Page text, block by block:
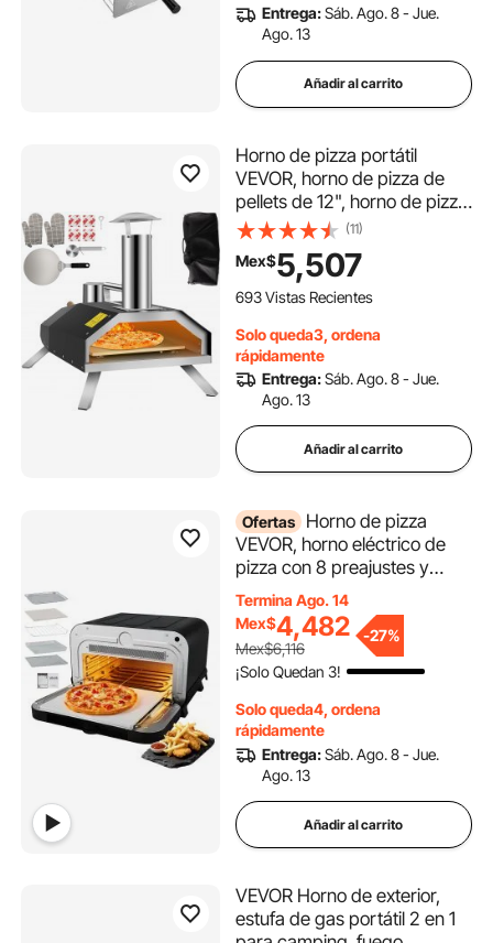
Entrega:Sáb. Ago. 8 - Jue.
Ago. 13
Añadir al carrito
Horno de pizza portátil
VEVOR, horno de pizza de
pellets de 12", horno de pizza
de acero inoxidable para
exteriores, horno de pizza de
leña con patas plegables,
horno de leña portátil con
para pizza para exteriores C
(11)
Mex$5,507
693 Vistas Recientes
Solo queda3, ordena
rápidamente
Entrega:Sáb. Ago. 8 - Jue.
Ago. 13
Añadir al carrito
Ofertas Horno de pizza
VEVOR, horno eléctrico de
pizza con 8 preajustes y
freidora de aire, máquina
para hacer pizza de interior
de 12 pulgadas con control
inteligente, temperatura
máxima de 750 °F, resistente
al agua IPX4, horno de pizza
de encimera con piedra para
pizza y cesta para freír.
Termina Ago. 14
Mex$4,482
Mex$6,116
-27%
¡Solo Quedan 3!
Solo queda4, ordena
rápidamente
Entrega:Sáb. Ago. 8 - Jue.
Ago. 13
Añadir al carrito
VEVOR Horno de exterior,
estufa de gas portátil 2 en 1